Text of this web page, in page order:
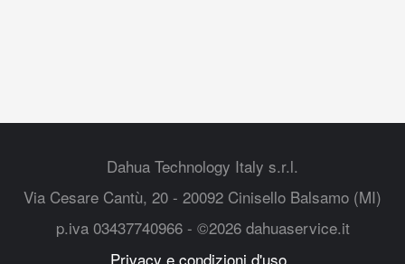
Dahua Technology Italy s.r.l.
Via Cesare Cantù, 20 - 20092 Cinisello Balsamo (MI)
p.iva 03437740966 - ©2026 dahuaservice.it
Privacy e condizioni d'uso